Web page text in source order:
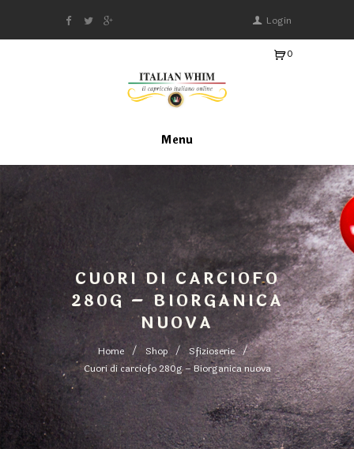
Login
Menu
0
0
0
CUORI DI CARCIOFO
280G – BIORGANICA
NUOVA
Home Shop
Sfizioserie
Cuori di carciofo 280g – Biorganica nuova